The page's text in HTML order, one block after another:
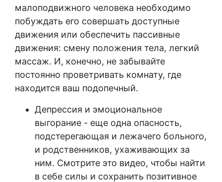
малоподвижного человека необходимо
побуждать его совершать доступные
движения или обеспечить пассивные
движения: смену положения тела, легкий
массаж. И, конечно, не забывайте
постоянно проветривать комнату, где
находится ваш подопечный.
Депрессия и эмоциональное
выгорание - еще одна опасность,
подстерегающая и лежачего больного,
и родственников, ухаживающих за
ним. Смотрите это видео, чтобы найти
в себе силы и сохранить позитивное